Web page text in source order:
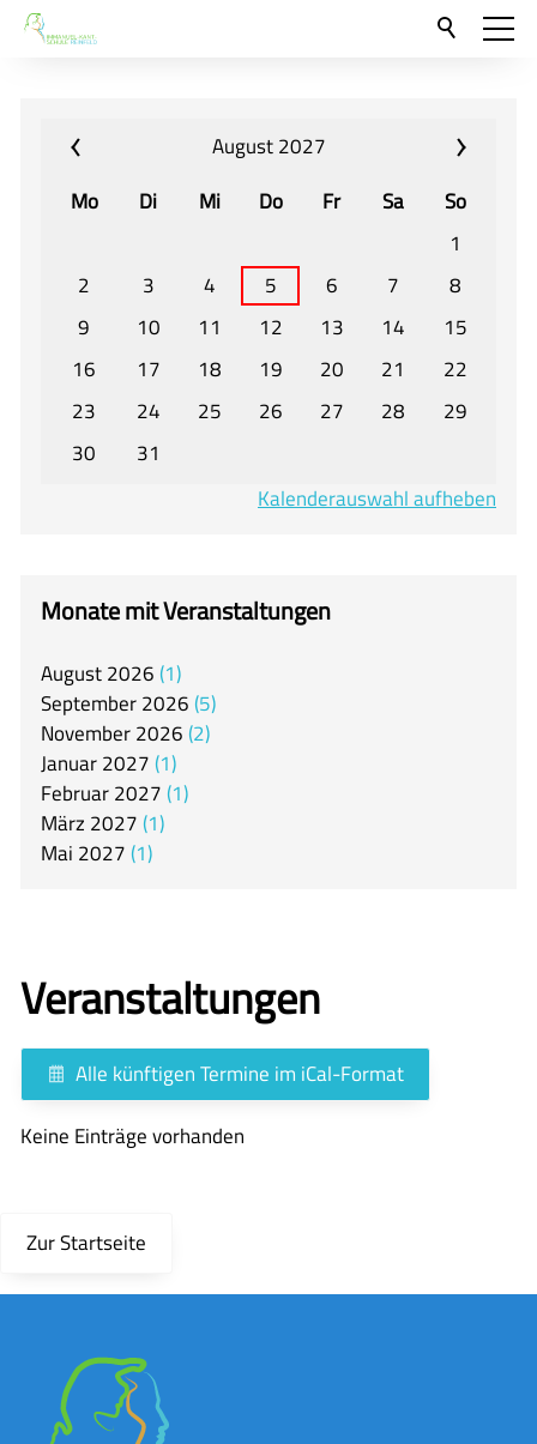
Neu hier?
Für Eltern und Schüler
Veranstaltungen und Termine
Unser Unterricht - Fachcurricula
Unsere Konzepte
Downloads
Unter-, Mittel und Oberstufe
Offener Ganztag
Mensa
Unsere Schulgemeinschaft
Kontakt
🇬🇧
August 2027
Mo
Di Mi Do Fr Sa
So
1
2
3 4 5 6 7
8
9
10 11 12 13 14
15
16
17 18 19 20 21
22
23
24 25 26 27 28
29
30
31
Kalenderauswahl aufheben
Monate mit Veranstaltungen
August2026 1
September2026 5
November2026 2
Januar2027 1
Februar2027 1
März 2027 1
Mai 2027 1
Veranstaltungen
Alle künftigen Termine im iCal-Format
Keine Einträge vorhanden
Zur Startseite